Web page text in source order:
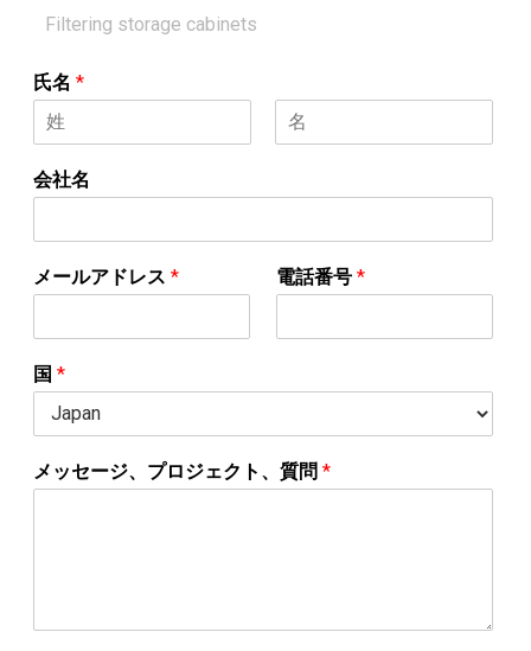
氏名 *
会社名
メールアドレス * 電話番号 *
国 *
メッセージ、プロジェクト、質問 *